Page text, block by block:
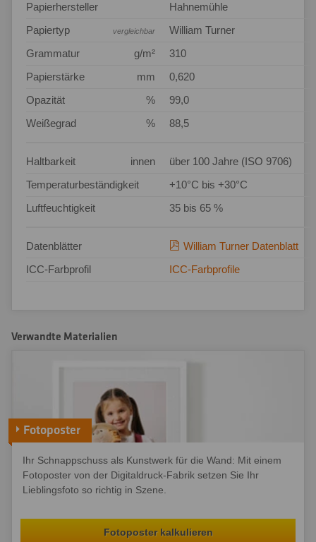
Papierhersteller
Hahnemühle
Papiertyp
vergleichbar
William Turner
Grammatur
g/m²
310
Papierstärke
mm
0,620
Opazität
%
99,0
Weißegrad
% 88,5
Haltbarkeit innen
über 100 Jahre (ISO 9706)
Temperaturbeständigkeit
+10°C bis +30°C
Luftfeuchtigkeit
35 bis 65 %
Datenblätter
William Turner Datenblatt
ICC-Farbprofil
ICC-Farbprofile
Verwandte Materialien
Fotoposter
Ihr Schnappschuss als Kunstwerk für die Wand: Mit einem
Fotoposter von der Digitaldruck-Fabrik setzen Sie Ihr
Lieblingsfoto so richtig in Szene.
Fotoposter kalkulieren